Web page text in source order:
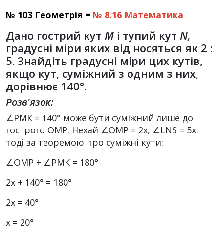
№ 103 Геометрія = № 8.16 Математика
Дано гострий кут М і тупий кут N,
градусні міри яких від­ носяться як 2 :
5. Знайдіть градусні міри цих кутів,
якщо кут, суміжний з одним з них,
дорівнює 140°.
Розв'язок:
∠РМК = 140° може бути суміжний лише до
гострого ОМР. Нехай ∠ОМР = 2х, ∠LNS = 5х,
тоді за теоремою про суміжні кути:
∠ОМР + ∠РМК = 180°
2х + 140° = 180°
2х = 40°
х = 20°